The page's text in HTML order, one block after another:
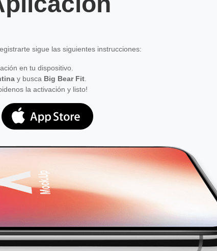
sigue las siguientes instrucciones:
en tu dispositivo.
y busca Big Bear Fit.
la activación y listo!